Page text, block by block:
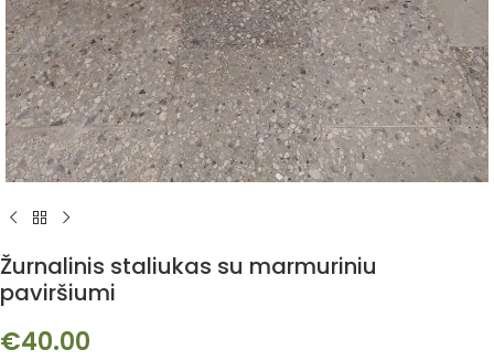
Žurnalinis staliukas su marmuriniu
paviršiumi
€40.00